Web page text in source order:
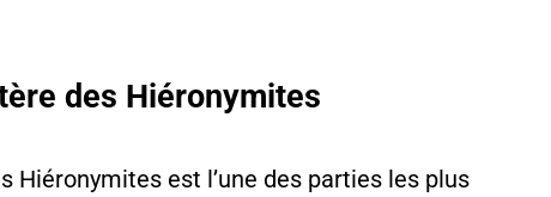
des Hiéronymites
Hiéronymites est l’une des parties les plus